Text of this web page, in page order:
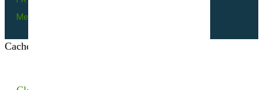
Mentions légales
Cacher les filtres